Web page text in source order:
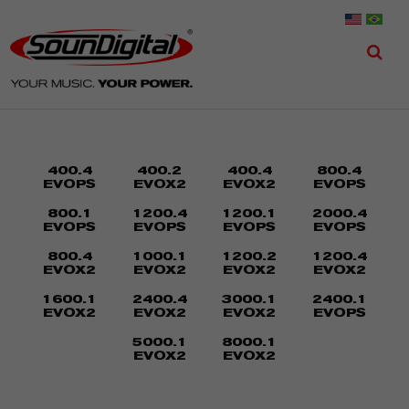
400.4
EVOPS
400.2
EVOX2
400.4
EVOX2
800.4
EVOPS
800.1
EVOPS
1200.4
EVOPS
1200.1
EVOPS
2000.4
EVOPS
800.4
EVOX2
1000.1
EVOX2
1200.2
EVOX2
1200.4
EVOX2
1600.1
EVOX2
2400.4
EVOX2
3000.1
EVOX2
2400.1
EVOPS
5000.1
EVOX2
8000.1
EVOX2